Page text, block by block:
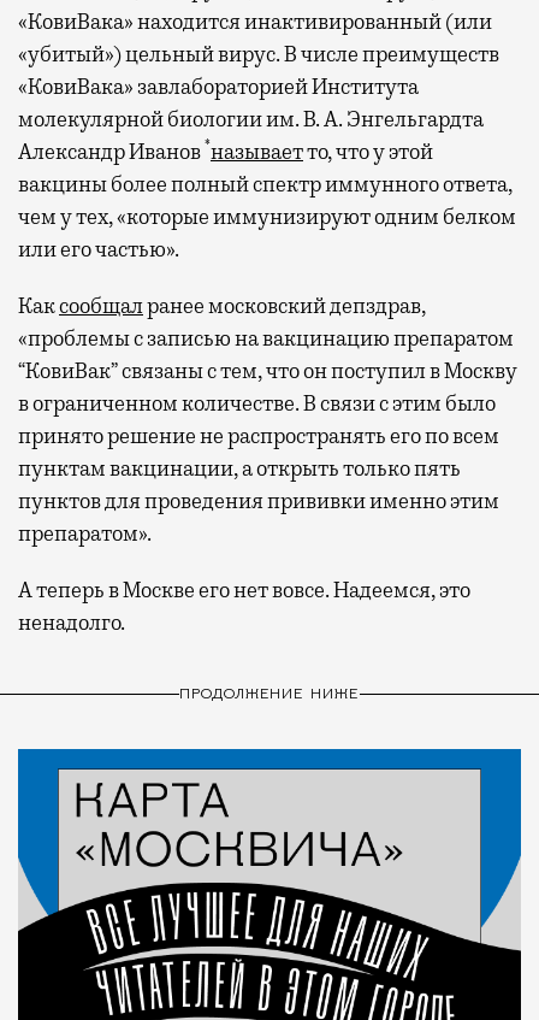
«КовиВака» находится инактивированный (или
«убитый») цельный вирус. В числе преимуществ
«КовиВака» завлабораторией Института
молекулярной биологии им. В. А. Энгельгардта
Александр Иванов*называетто, что у этой
вакцины более полный спектр иммунного ответа,
чем у тех, «которые иммунизируют одним белком
или его частью».
Каксообщалранее московский депздрав,
«проблемы с записью на вакцинацию препаратом
“КовиВак” связаны с тем, что он поступил в Москву
в ограниченном количестве. В связи с этим было
принято решение не распространять его по всем
пунктам вакцинации, а открыть только пять
пунктов для проведения прививки именно этим
препаратом».
А теперь в Москве его нет вовсе. Надеемся, это
ненадолго.
ПРОДОЛЖЕНИЕ НИЖЕ